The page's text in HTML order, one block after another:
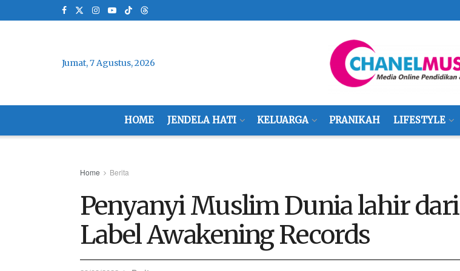
Jumat, 7 Agustus, 2026
HOME JENDELA HATI KELUARGA PRANIKAH LIFESTYLE
Home Berita
Penyanyi Muslim Dunia lahir dari
Label Awakening Records